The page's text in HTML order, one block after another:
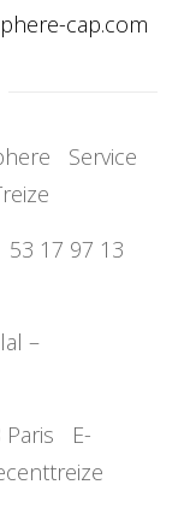
cap.com
Service
17 97 13
–
Paris E-